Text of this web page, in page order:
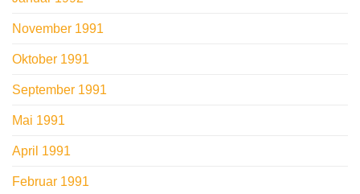
November 1991
Oktober 1991
September 1991
Mai 1991
April 1991
Februar 1991